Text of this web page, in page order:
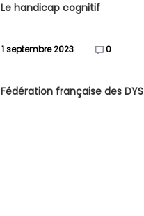
Le handicap cognitif
1 septembre 2023 0
Fédération française des DYS